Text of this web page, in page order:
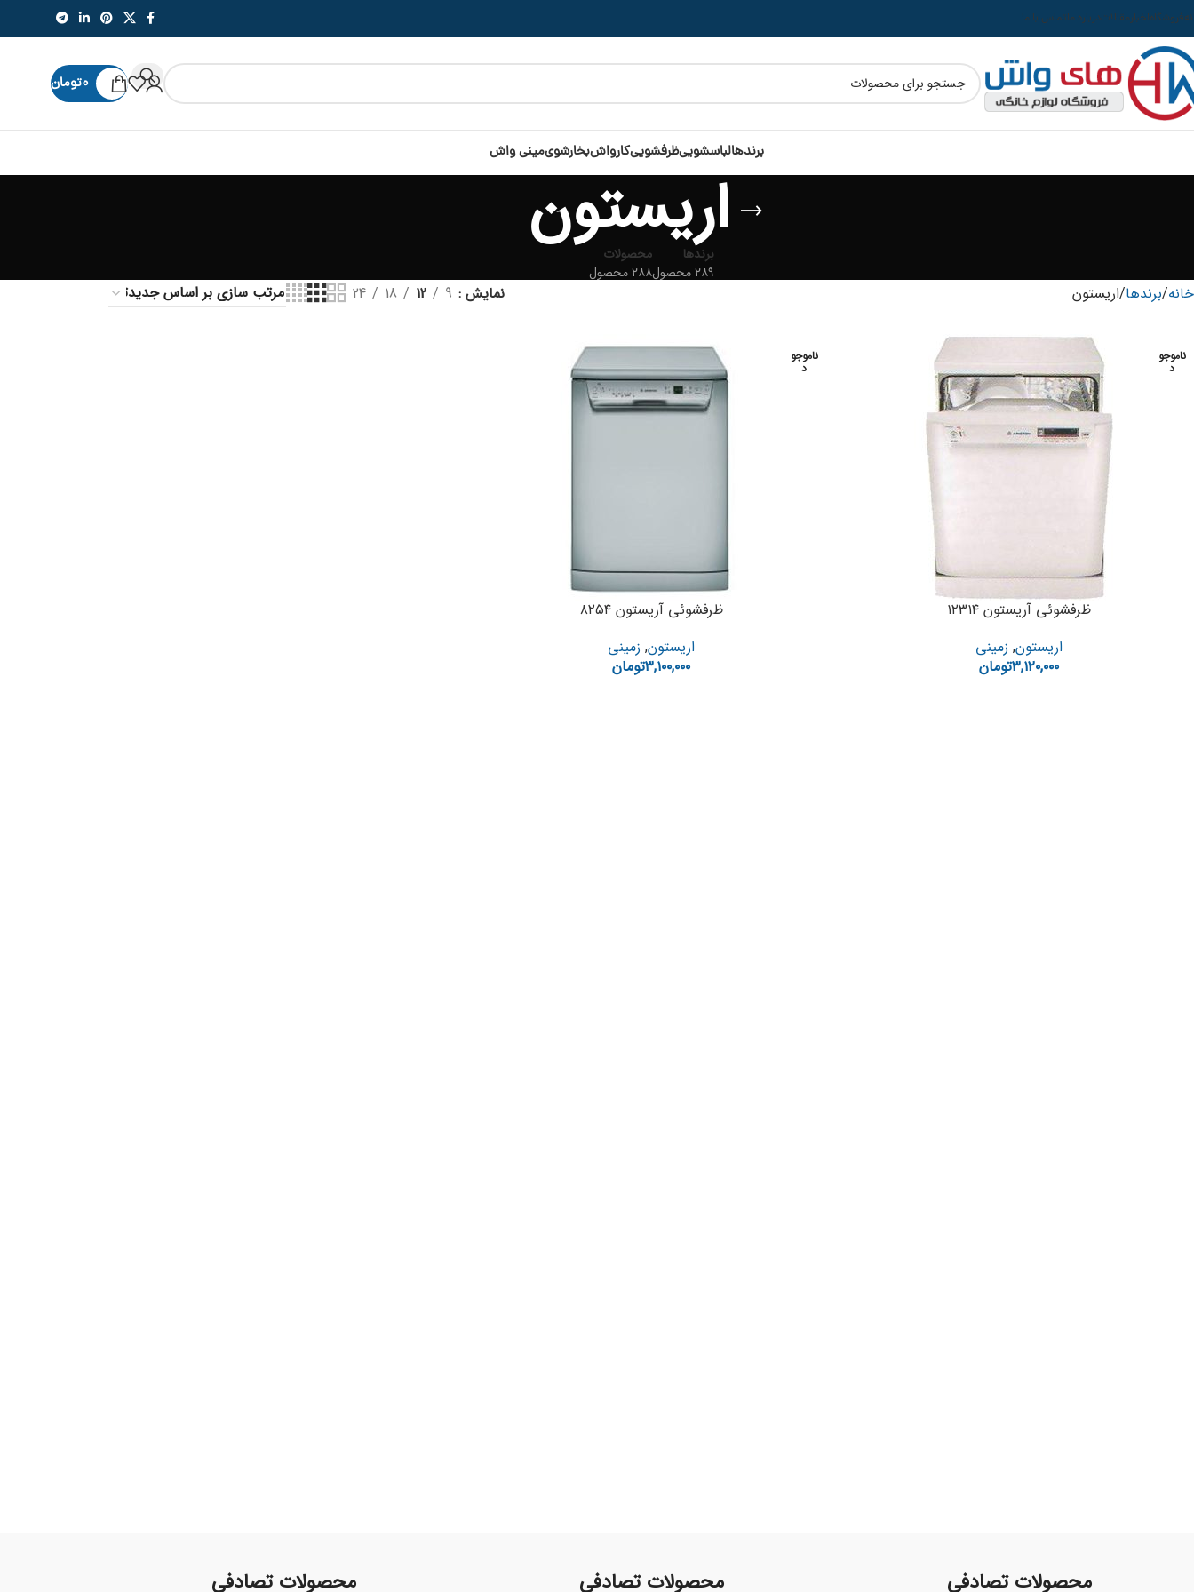
فروشگاهاخبارمقالاتدرباره ماتماس با ما
۰تومان
برندهالباسشوییظرفشوییکارواشبخارشویمینی واش
اریستون
برندها
۲۸۹ محصول
محصولات
۲۸۸ محصول
خانه برندها اریستون نمایش 9
12
18
24
ناموجو
د
ظرفشوئی آریستون ۱۲۳۱۴
اریستون, زمینی
۳,۱۲۰,۰۰۰تومان
ناموجو
د
ظرفشوئی آریستون ۸۲۵۴
اریستون, زمینی
۳,۱۰۰,۰۰۰تومان
محصولات تصادفی محصولات تصادفی محصولات تصادفی